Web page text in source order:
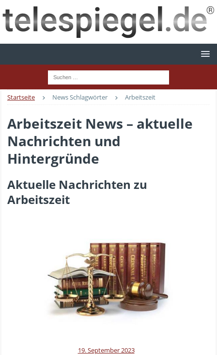
Startseite News Schlagwörter Arbeitszeit
Arbeitszeit News – aktuelle
Nachrichten und
Hintergründe
Aktuelle Nachrichten zu
Arbeitszeit
19. September 2023